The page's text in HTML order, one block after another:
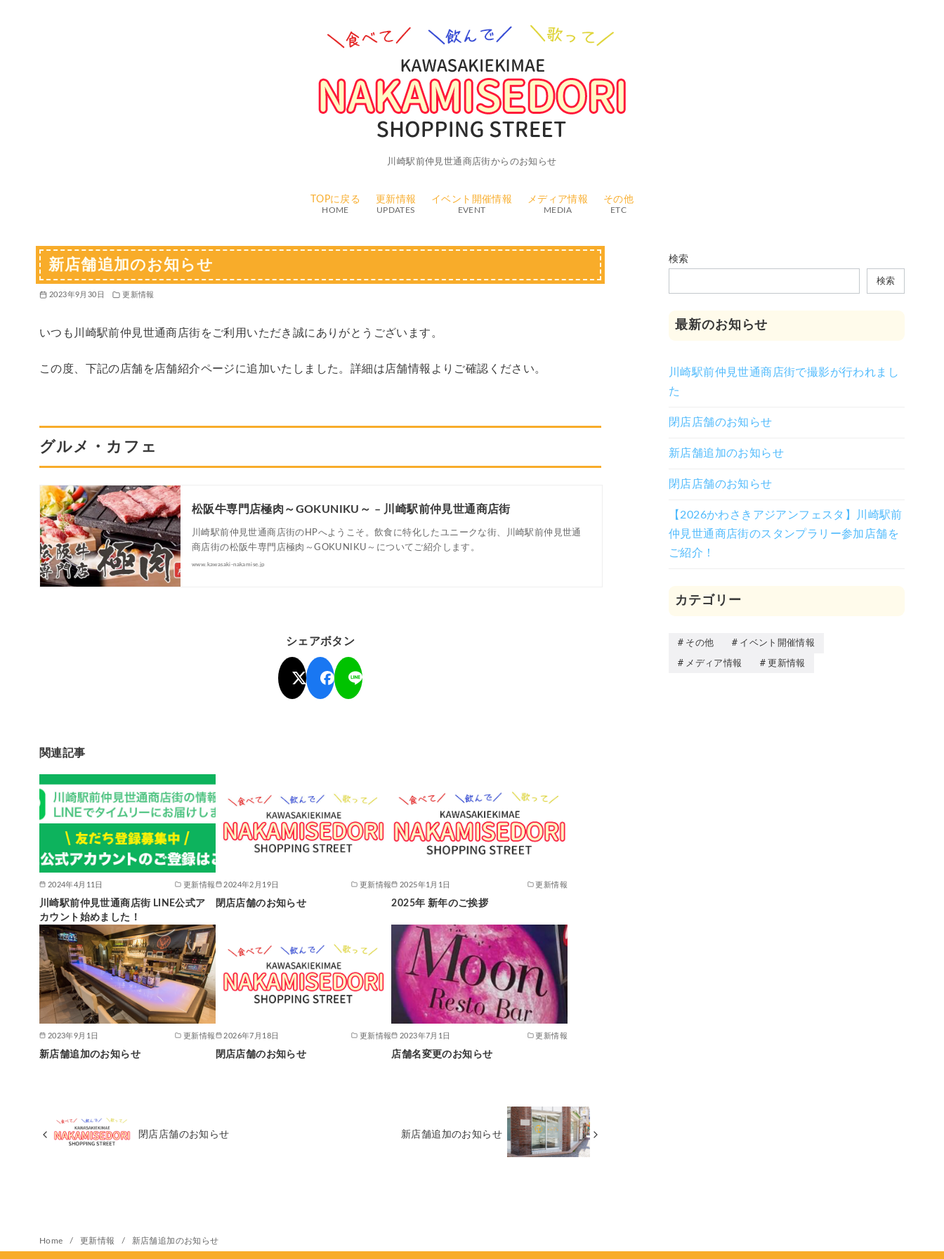
川崎駅前仲見世通商店街からのお知らせ
TOPに戻る
HOME
更新情報
UPDATES
イベント開催情報
EVENT
メディア情報
MEDIA
その他
ETC
新店舗追加のお知らせ
2023年9月30日 更新情報
いつも川崎駅前仲見世通商店街をご利用いただき誠にありがとうございます。
この度、下記の店舗を店舗紹介ページに追加いたしました。詳細は店舗情報よりご確認ください。
グルメ・カフェ
松阪牛専門店極肉～GOKUNIKU～ – 川崎駅前仲見世通商店街
川崎駅前仲見世通商店街のHPへようこそ。飲食に特化したユニークな街、川崎駅前仲見世通
商店街の松阪牛専門店極肉～GOKUNIKU～についてご紹介します。
www.kawasaki-nakamise.jp
シェアボタン
関連記事
2024年4月11日 更新情報
川崎駅前仲見世通商店街 LINE公式ア
カウント始めました！
2024年2月19日 更新情報
閉店店舗のお知らせ
2025年1月1日 更新情報
2025年 新年のご挨拶
2023年9月1日 更新情報
新店舗追加のお知らせ
2026年7月18日 更新情報
閉店店舗のお知らせ
2023年7月1日 更新情報
店舗名変更のお知らせ
閉店店舗のお知らせ 新店舗追加のお知らせ
検索
検索
最新のお知らせ
川崎駅前仲見世通商店街で撮影が行われまし
た
閉店店舗のお知らせ
新店舗追加のお知らせ
閉店店舗のお知らせ
【2026かわさきアジアンフェスタ】川崎駅前
仲見世通商店街のスタンプラリー参加店舗を
ご紹介！
カテゴリー
その他 イベント開催情報
メディア情報 更新情報
Home 更新情報 新店舗追加のお知らせ